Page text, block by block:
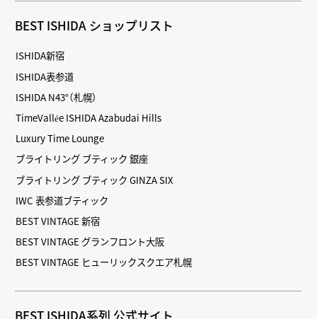
BEST ISHIDA ショップリスト
ISHIDA新宿
ISHIDA表参道
ISHIDA N43°（札幌）
TimeVallée ISHIDA Azabudai Hills
Luxury Time Lounge
ブライトリング ブティック 銀座
ブライトリング ブティック GINZA SIX
IWC 表参道ブティック
BEST VINTAGE 新宿
BEST VINTAGE グランフロント大阪
BEST VINTAGE ヒューリックスクエア札幌
BEST ISHIDA系列 公式サイト